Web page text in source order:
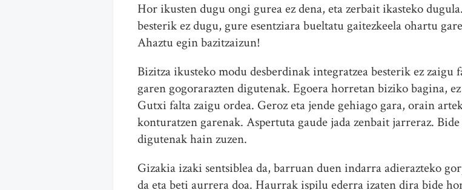
Hor ikusten dugu ongi gurea ez dena, eta zerbait ikasteko
besterik ez dugu, gure esentziara bueltatu gaitezkeela ohartu
Ahaztu egin bazitzaizun!
Bizitza ikusteko modu desberdinak integratzea besterik ez
garen gogorarazten digutenak. Egoera horretan biziko bagina,
Gutxi falta zaigu ordea. Geroz eta jende gehiago gara, orain
konturatzen garenak. Aspertuta gaude jada zenbait jarreraz.
digutenak hain zuzen.
Gizakia izaki sentsiblea da, barruan duen indarra adierazteko
da eta beti aurrera doa. Haurrak ispilu ederra izaten dira bide